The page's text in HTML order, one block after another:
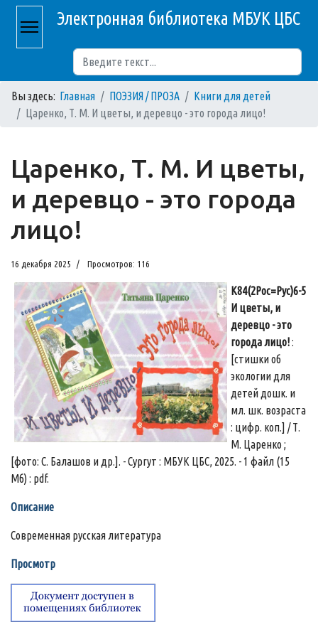
Электронная библиотека МБУК ЦБС
Вы здесь: Главная ПОЭЗИЯ / ПРОЗА
Книги для детей
Царенко, Т. М. И цветы, и деревцо - это города лицо!
Царенко, Т. М. И цветы,
и деревцо - это города
лицо!
16 декабря 2025 Просмотров: 116
К84(2Рос=Рус)6-5
И цветы, и
деревцо - это
города лицо!:
[стишки об
экологии для
детей дошк. и
мл. шк. возраста
: цифр. коп.] / Т.
М. Царенко ;
[фото: С. Балашов и др.]. - Сургут : МБУК ЦБС, 2025. - 1 файл (15
Мб) : pdf.
Описание
Современная русская литература
Просмотр